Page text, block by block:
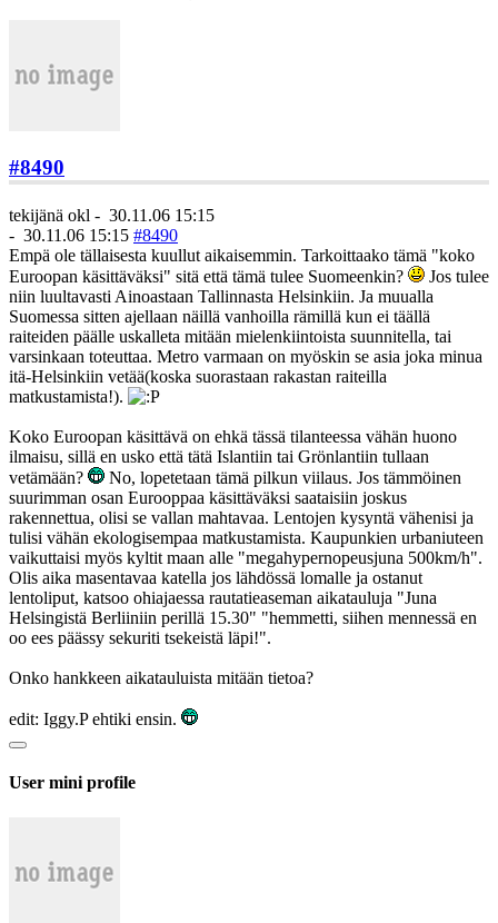
#8490
tekijänä okl - 30.11.06 15:15
- 30.11.06 15:15 #8490
Empä ole tällaisesta kuullut aikaisemmin. Tarkoittaako tämä "koko
Euroopan käsittäväksi" sitä että tämä tulee Suomeenkin?
Jos tulee
niin luultavasti Ainoastaan Tallinnasta Helsinkiin. Ja muualla
Suomessa sitten ajellaan näillä vanhoilla rämillä kun ei täällä
raiteiden päälle uskalleta mitään mielenkiintoista suunnitella, tai
varsinkaan toteuttaa. Metro varmaan on myöskin se asia joka minua
itä-Helsinkiin vetää(koska suorastaan rakastan raiteilla
matkustamista!).
Koko Euroopan käsittävä on ehkä tässä tilanteessa vähän huono
ilmaisu, sillä en usko että tätä Islantiin tai Grönlantiin tullaan
vetämään?
No, lopetetaan tämä pilkun viilaus. Jos tämmöinen
suurimman osan Eurooppaa käsittäväksi saataisiin joskus
rakennettua, olisi se vallan mahtavaa. Lentojen kysyntä vähenisi ja
tulisi vähän ekologisempaa matkustamista. Kaupunkien urbaniuteen
vaikuttaisi myös kyltit maan alle "megahypernopeusjuna 500km/h".
Olis aika masentavaa katella jos lähdössä lomalle ja ostanut
lentoliput, katsoo ohiajaessa rautatieaseman aikatauluja "Juna
Helsingistä Berliiniin perillä 15.30" "hemmetti, siihen mennessä en
oo ees päässy sekuriti tsekeistä läpi!".
Onko hankkeen aikatauluista mitään tietoa?
edit: Iggy.P ehtiki ensin.
User mini profile